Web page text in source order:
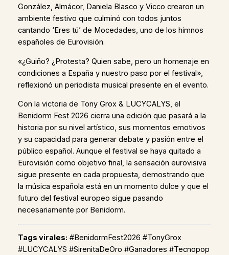
González, Almácor, Daniela Blasco y Vicco crearon un
ambiente festivo que culminó con todos juntos
cantando ‘Eres tú’ de Mocedades, uno de los himnos
españoles de Eurovisión.
«¿Guiño? ¿Protesta? Quien sabe, pero un homenaje en
condiciones a España y nuestro paso por el festival»,
reflexionó un periodista musical presente en el evento.
Con la victoria de Tony Grox & LUCYCALYS, el
Benidorm Fest 2026 cierra una edición que pasará a la
historia por su nivel artístico, sus momentos emotivos
y su capacidad para generar debate y pasión entre el
público español. Aunque el festival se haya quitado a
Eurovisión como objetivo final, la sensación eurovisiva
sigue presente en cada propuesta, demostrando que
la música española está en un momento dulce y que el
futuro del festival europeo sigue pasando
necesariamente por Benidorm.
Tags virales: #BenidormFest2026 #TonyGrox
#LUCYCALYS #SirenitaDeOro #Ganadores #Tecnopop